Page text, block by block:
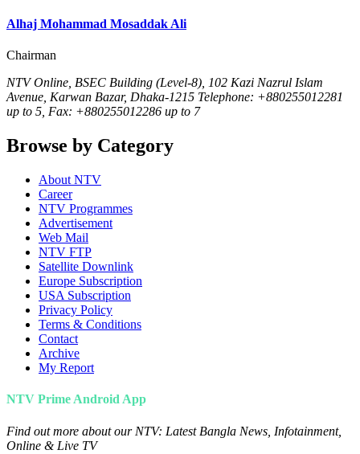
Alhaj Mohammad Mosaddak Ali
Chairman
NTV Online, BSEC Building (Level-8), 102 Kazi Nazrul Islam
Avenue, Karwan Bazar, Dhaka-1215 Telephone: +880255012281
up to 5, Fax: +880255012286 up to 7
Browse by Category
About NTV
Career
NTV Programmes
Advertisement
Web Mail
NTV FTP
Satellite Downlink
Europe Subscription
USA Subscription
Privacy Policy
Terms & Conditions
Contact
Archive
My Report
NTV Prime Android App
Find out more about our NTV: Latest Bangla News, Infotainment,
Online & Live TV